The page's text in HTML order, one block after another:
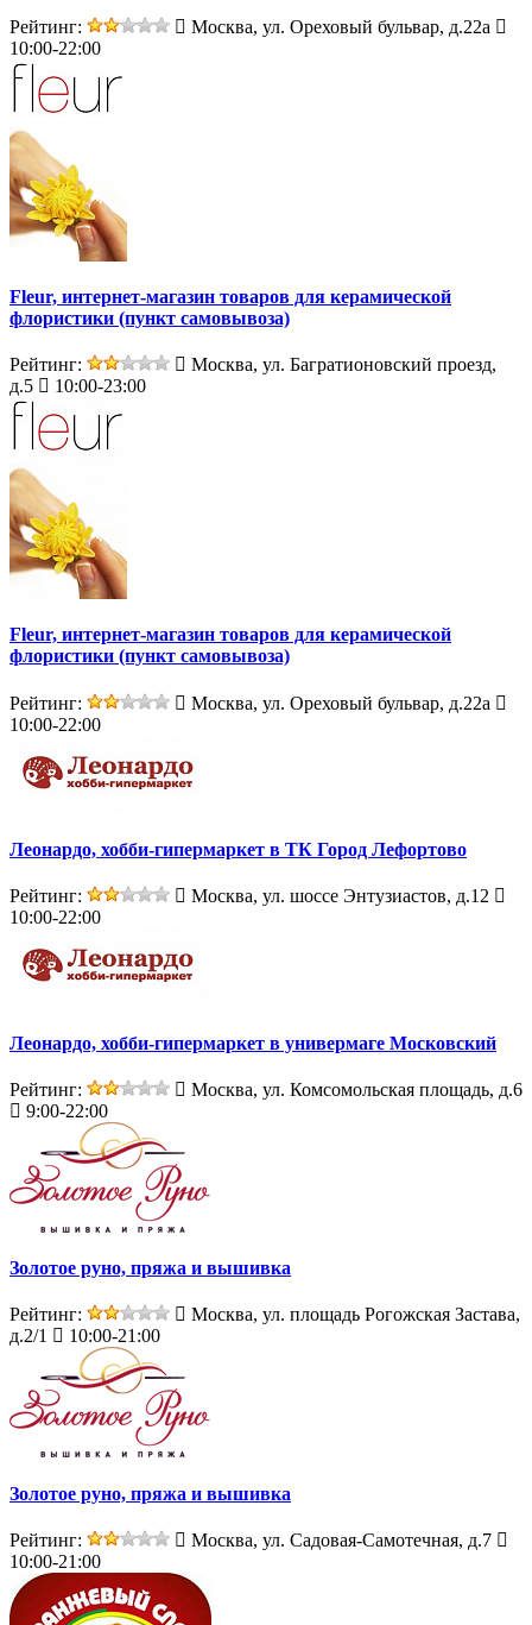
Рейтинг:
Москва, ул. Ореховый бульвар, д.22а
10:00-22:00
Fleur, интернет-магазин товаров для керамической
флористики (пункт самовывоза)
Рейтинг:
Москва, ул. Багратионовский проезд,
д.5
10:00-23:00
Fleur, интернет-магазин товаров для керамической
флористики (пункт самовывоза)
Рейтинг:
Москва, ул. Ореховый бульвар, д.22а
10:00-22:00
Леонардо, хобби-гипермаркет в ТК Город Лефортово
Рейтинг:
Москва, ул. шоссе Энтузиастов, д.12
10:00-22:00
Леонардо, хобби-гипермаркет в универмаге Московский
Рейтинг:
Москва, ул. Комсомольская площадь, д.6
9:00-22:00
Золотое руно, пряжа и вышивка
Рейтинг:
Москва, ул. площадь Рогожская Застава,
д.2/1
10:00-21:00
Золотое руно, пряжа и вышивка
Рейтинг:
Москва, ул. Садовая-Самотечная, д.7
10:00-21:00